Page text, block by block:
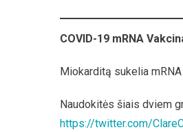
COVID-19 mRNA
Miokarditą sukelia
Naudokitės šiais dviem
https://twitter.com/